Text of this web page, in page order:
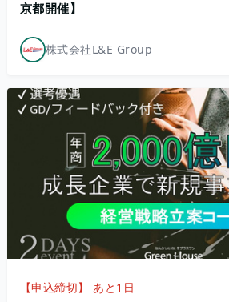
京都開催】
株式会社L&E Group
【申込締切】 あと1日